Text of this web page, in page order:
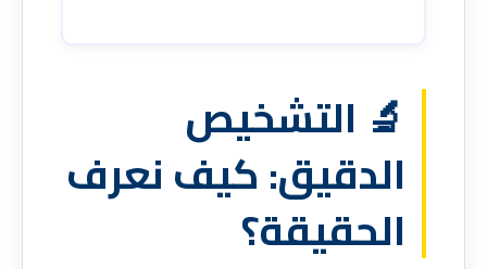
🔬 التشخيص
الدقيق: كيف نعرف
الحقيقة؟